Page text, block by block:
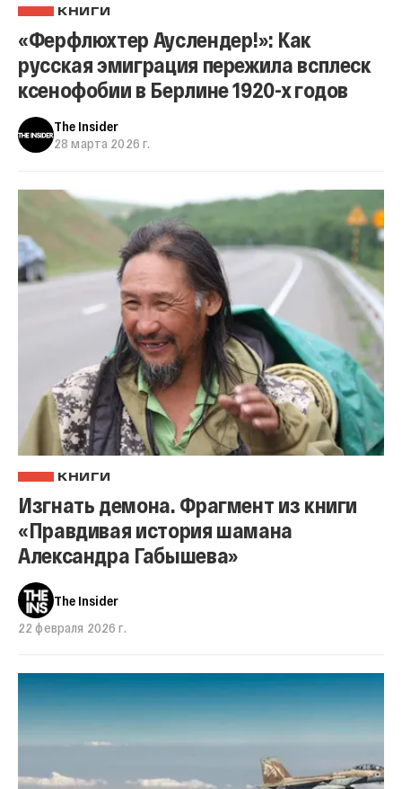
КНИГИ
«Ферфлюхтер Ауслендер!»: Как
русская эмиграция пережила всплеск
ксенофобии в Берлине 1920-х годов
The Insider
28 марта 2026 г.
КНИГИ
Изгнать демона. Фрагмент из книги
«Правдивая история шамана
Александра Габышева»
The Insider
22 февраля 2026 г.